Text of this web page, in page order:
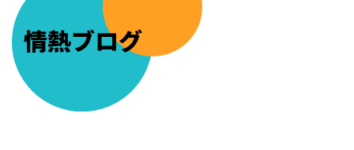
た
小
し
情熱ブログ